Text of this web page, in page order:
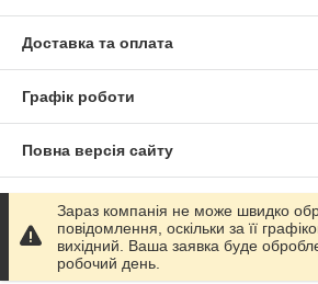
Доставка та оплата
Графік роботи
Повна версія сайту
Сайт створено на маркетплейсі
Політика конфіденційності
Зараз компанія не може швидко
повідомлення, оскільки за її
вихідний. Ваша заявка буде
робочий день.